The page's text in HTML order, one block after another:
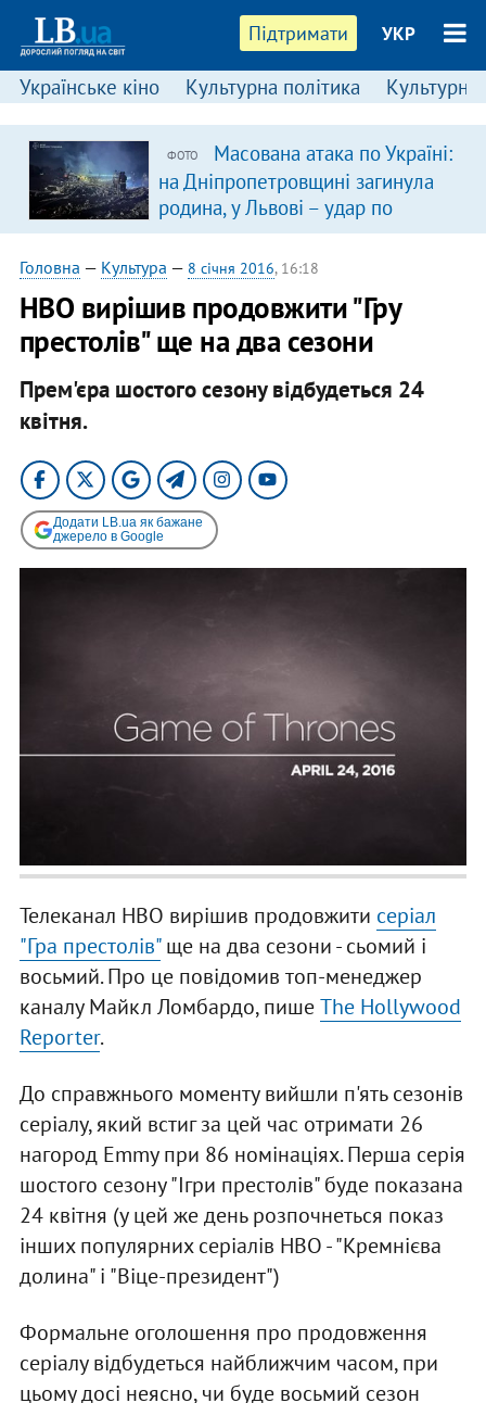
Підтримати УКР
Українське кіно Культурна політика Культурні
ФОТО
Масована атака по Україні:
на Дніпропетровщині загинула
родина, у Львові – удар по
багатоповерхівках
(доповнюється)
Головна — Культура — 8 січня 2016, 16:18
HBO вирішив продовжити "Гру
престолів" ще на два сезони
Прем'єра шостого сезону відбудеться 24
квітня.
Додати LB.ua як бажане
джерело в Google
Телеканал HBO вирішив продовжити серіал
"Гра престолів"ще на два сезони - сьомий і
восьмий. Про це повідомив топ-менеджер
каналу Майкл Ломбардо, пишеThe Hollywood
Reporter.
До справжнього моменту вийшли п'ять сезонів
серіалу, який встиг за цей час отримати 26
нагород Emmy при 86 номінаціях. Перша серія
шостого сезону "Ігри престолів" буде показана
24 квітня (у цей же день розпочнеться показ
інших популярних серіалів HBO - "Кремнієва
долина" і "Віце-президент")
Формальне оголошення про продовження
серіалу відбудеться найближчим часом, при
цьому досі неясно, чи буде восьмий сезон